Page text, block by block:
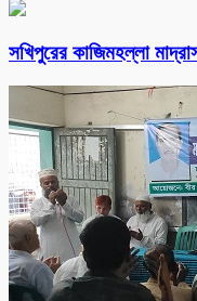
সখিপুরের কাজিমহল্লা